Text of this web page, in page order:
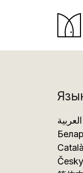
العربية
Català
Česky